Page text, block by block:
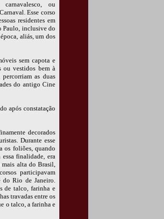
ou
Esse corso
residentes em
Paulo, inclusive do
aliás, um dos
sem capota e
ou vestidos bem à
as duas
do antigo Cine
após constatação
decorados
Durante esse
os foliões, quando
finalidade, era
mais alta do Brasil,
participavam
do Rio de Janeiro.
de talco, farinha e
travadas entre os
o talco, a farinha e